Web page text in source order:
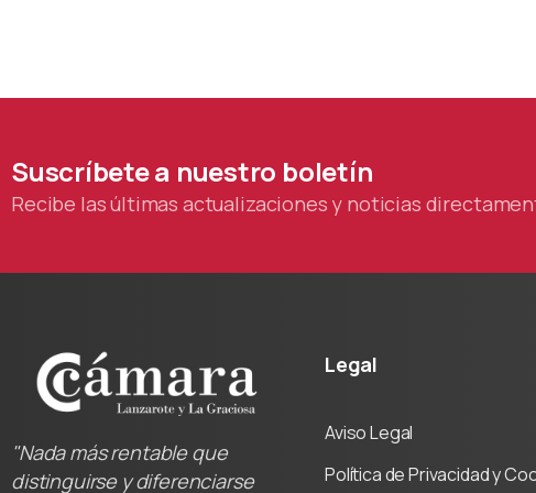
Suscríbetea nuestro boletín
Recibe las últimas actualizaciones y noticias
"Nada más rentable que
distinguirse y diferenciarse
Legal
Aviso Legal
Política de Privacidad y